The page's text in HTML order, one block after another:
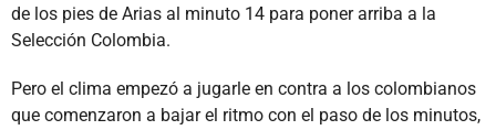
de los pies de Arias al minuto 14 para poner arriba a la
Selección Colombia.
Pero el clima empezó a jugarle en contra a los colombianos
que comenzaron a bajar el ritmo con el paso de los minutos,